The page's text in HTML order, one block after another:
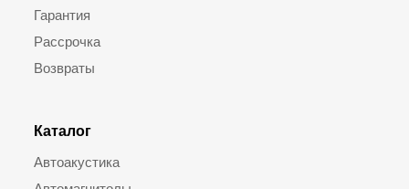
Гарантия
Рассрочка
Возвраты
Каталог
Автоакустика